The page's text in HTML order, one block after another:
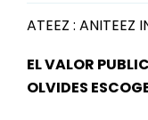
ATEEZ : ANITEEZ
EL VALOR
OLVIDES